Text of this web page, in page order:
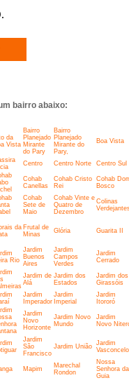
bairro abaixo:
da
Vista
Bairro
Planejado
Mirante
do Pary
Bairro
Planejado
Mirante do
Pary,
Boa Vista
Centro Centro Norte Centro Sul
Cohab
Canellas
Cohab Cristo
Rei
Cohab
Bosco
Cohab
Sete de
Maio
Cohab Vinte e
Quatro de
Dezembro
Colinas
da Frutal de
Minas
Glória Guarita II
Rio
Jardim
Buenos
Aires
Jardim
Campos
Verdes
Jardim
Cerrado
Jardim de
Alá
Jardim dos
Estados
Jardim dos
Girassóis
Jardim
Imperador
Jardim
Imperial
Jardim
Itororó
Jardim
Novo
Horizonte
Jardim Novo
Mundo
Jardim
Novo
Jardim
São
Francisco
Jardim União
Jardim
Mapim
Marechal
Rondon
Nossa
Senhora da
Guia